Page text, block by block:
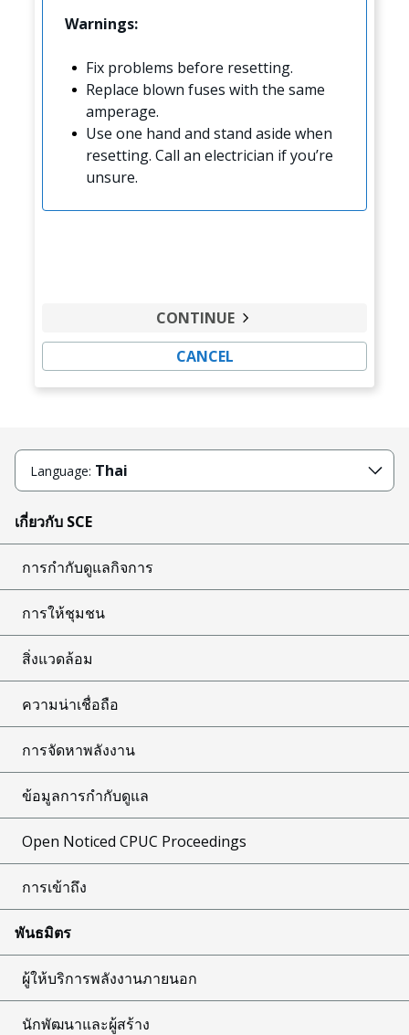
Warnings:
Fix problems before resetting.
Replace blown fuses with the same
amperage.
Use one hand and stand aside when
resetting. Call an electrician if you’re
unsure.
CANCEL
CONTINUE
Language: Thai
เกี่ยวกับ SCE
การกำกับดูแลกิจการ
การให้ชุมชน
สิ่งแวดล้อม
ความน่าเชื่อถือ
การจัดหาพลังงาน
ข้อมูลการกำกับดูแล
Open Noticed CPUC Proceedings
การเข้าถึง
พันธมิตร
ผู้ให้บริการพลังงานภายนอก
นักพัฒนาและผู้สร้าง